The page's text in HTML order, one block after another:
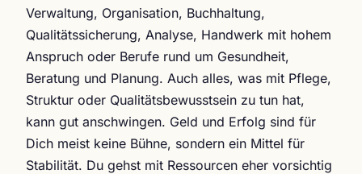
Verwaltung, Organisation, Buchhaltung,
Qualitätssicherung, Analyse, Handwerk mit hohem
Anspruch oder Berufe rund um Gesundheit,
Beratung und Planung. Auch alles, was mit Pflege,
Struktur oder Qualitätsbewusstsein zu tun hat,
kann gut anschwingen. Geld und Erfolg sind für
Dich meist keine Bühne, sondern ein Mittel für
Stabilität. Du gehst mit Ressourcen eher vorsichtig